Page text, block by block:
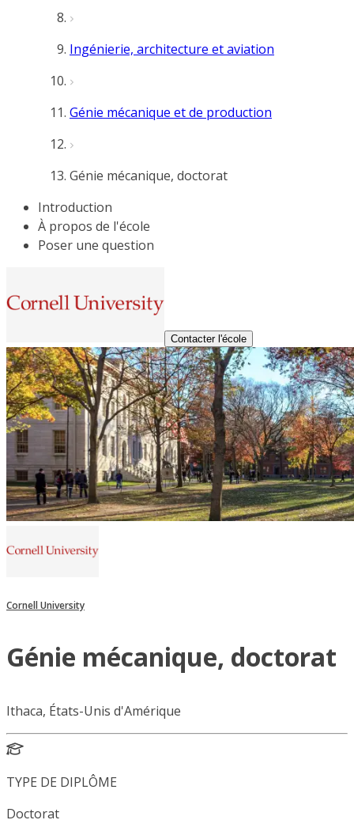
Ingénierie, architecture et aviation
Génie mécanique et de production
Génie mécanique, doctorat
Introduction
À propos de l'école
Poser une question
Contacter l'école
Cornell University
Génie mécanique, doctorat
Ithaca, États-Unis d'Amérique
TYPE DE DIPLÔME
Doctorat